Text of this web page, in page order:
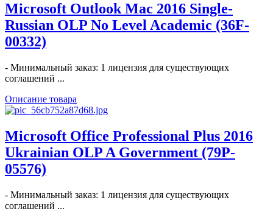
Microsoft Outlook Mac 2016 Single-
Russian OLP No Level Academic (36F-
00332)
- Минимальный заказ: 1 лицензия для существующих
соглашений ...
Описание товара
Microsoft Office Professional Plus 2016
Ukrainian OLP A Government (79P-
05576)
- Минимальный заказ: 1 лицензия для существующих
соглашений ...